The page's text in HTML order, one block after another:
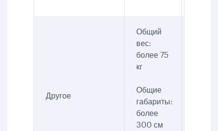
Другое
Общий
вес:
более 75
кг
Общие
габариты:
более
300 см